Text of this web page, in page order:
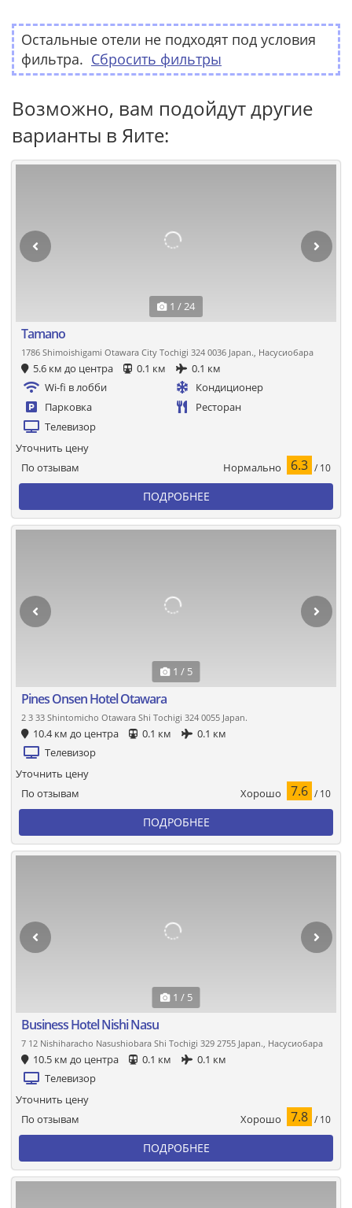
Остальные отели не подходят под условия
фильтра. Сбросить фильтры
Возможно, вам подойдут другие
варианты в Яите:
1 / 24
Tamano
1786 Shimoishigami Otawara City Tochigi 324 0036 Japan., Насусиобара
5.6 км до центра 0.1 км
0.1 км
Wi-fi в лобби
Кондиционер
Парковка
Ресторан
Телевизор
По отзывам Нормально 6.3 / 10
Уточнить цену
ПОДРОБНЕЕ
1 / 5
Pines Onsen Hotel Otawara
2 3 33 Shintomicho Otawara Shi Tochigi 324 0055 Japan.
10.4 км до центра 0.1 км
0.1 км
Телевизор
По отзывам Хорошо 7.6 / 10
Уточнить цену
ПОДРОБНЕЕ
1 / 5
Business Hotel Nishi Nasu
7 12 Nishiharacho Nasushiobara Shi Tochigi 329 2755 Japan., Насусиобара
10.5 км до центра 0.1 км
0.1 км
Телевизор
По отзывам Хорошо 7.8 / 10
Уточнить цену
ПОДРОБНЕЕ